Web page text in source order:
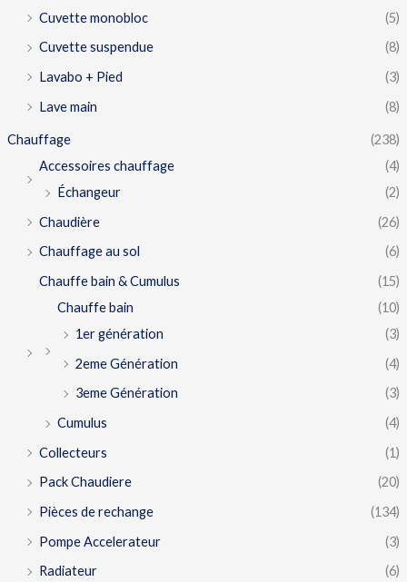
Cuvette monobloc
(5)
Cuvette suspendue
(8)
Lavabo + Pied
(3)
Lave main
(8)
Chauffage
(238)
Accessoires chauffage
(4)
Échangeur
(2)
Chaudière
(26)
Chauffage au sol
(6)
Chauffe bain & Cumulus
(15)
Chauffe bain
(10)
1er génération
(3)
2eme Génération
(4)
3eme Génération
(3)
Cumulus
(4)
Collecteurs
(1)
Pack Chaudiere
(20)
Pièces de rechange
(134)
Pompe Accelerateur
(3)
Radiateur
(6)